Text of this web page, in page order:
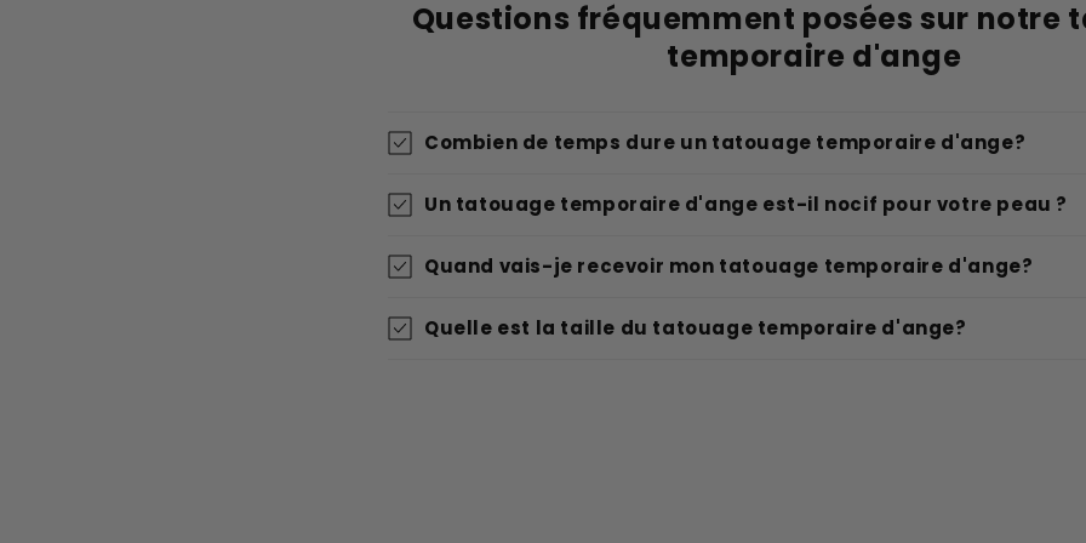
Questions fréquemment posées sur notre
temporaire d'ange
Combien de temps dure un tatouage temporaire d'ange?
Un tatouage temporaire d'ange est-il nocif pour votre peau ?
Quand vais-je recevoir mon tatouage temporaire d'ange?
Quelle est la taille du tatouage temporaire d'ange?